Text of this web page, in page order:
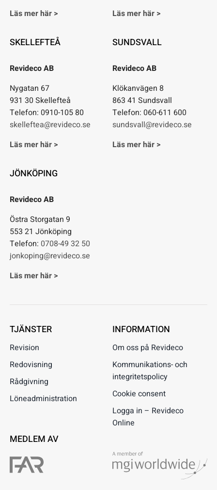
Läs mer här >
Läs mer här >
SKELLEFTEÅ
Revideco AB
Nygatan 67
931 30 Skellefteå
Telefon: 0910-105 80
skelleftea@revideco.se
Läs mer här >
SUNDSVALL
Revideco AB
Klökanvägen 8
863 41 Sundsvall
Telefon: 060-611 600
sundsvall@revideco.se
Läs mer här >
JÖNKÖPING
Revideco AB
Östra Storgatan 9
553 21 Jönköping
Telefon: 0708-49 32 50
jonkoping@revideco.se
Läs mer här >
TJÄNSTER
Revision
Redovisning
Rådgivning
Löneadministration
INFORMATION
Om oss på Revideco
Kommunikations- och
integritetspolicy
Cookie consent
Logga in – Revideco
Online
MEDLEM AV